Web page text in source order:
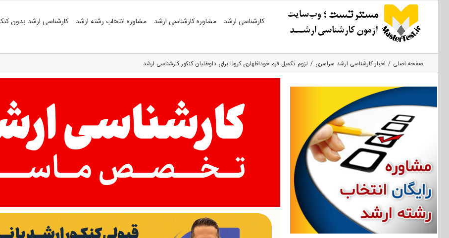
کارشناسی ارشد مشاوره کارشناسی ارشد مشاوره انتخاب رشته ارشد کارشناسی ارشد بدون
صفحه اصلی اخبار کارشناسی ارشد سراسری لزوم تکمیل فرم خوداظهاری کرونا برای داوطلبان کنکور کارشناسی ارشد